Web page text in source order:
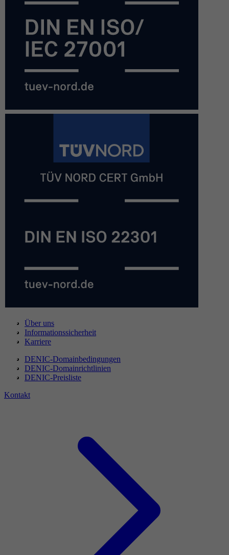
Über uns
Informationssicherheit
Karriere
DENIC-Domainbedingungen
DENIC-Domainrichtlinien
DENIC-Preisliste
Kontakt